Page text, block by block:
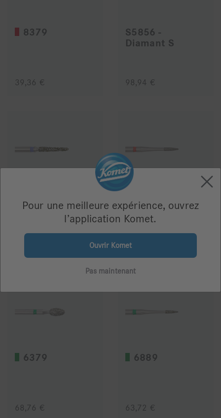
8379
39,36 €
S5856 -
Diamant S
98,94 €
63,72 €
6379
68,76 €
6889
63,72 €
Pour une meilleure expérience, ouvrez
l’application Komet.
Ouvrir Komet
Pas maintenant